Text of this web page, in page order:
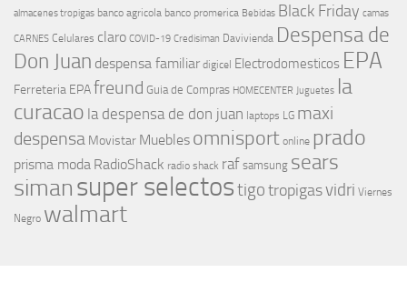
almacenes tropigas banco agricola banco promerica Bebidas Black Friday camas
CARNES Celulares claro COVID-19 Credisiman Davivienda Despensa de
Don Juan despensa familiar digicel Electrodomesticos EPA
Ferreteria EPAfreund Guia de Compras HOMECENTER Juguetes la
curacao la despensa de don juan laptops LG maxi
despensa Movistar Muebles omnisport online prado
prisma moda RadioShack radio shack raf samsung sears
simansuper selectostigotropigasvidri Viernes
Negro walmart